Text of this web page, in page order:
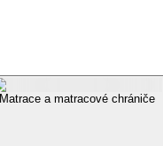
Matrace a matracové chrániče